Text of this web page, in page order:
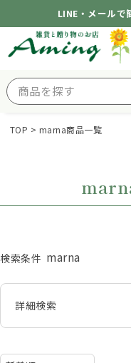
LINE・メールで
TOP marna商品一覧
検索条件 marna
詳細検索